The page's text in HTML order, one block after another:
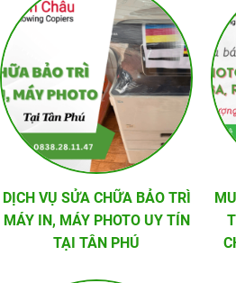
DỊCH VỤ SỬA CHỮA BẢO TRÌ
MÁY IN, MÁY PHOTO UY TÍN
TẠI TÂN PHÚ